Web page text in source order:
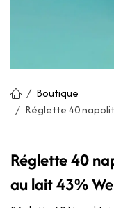
Boutique
Réglette 40
Réglette 40
au lait 43%